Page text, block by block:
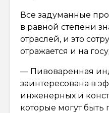
Все задуманные
в равной степени
отраслей, и это
отражается и на
— Пивоваренная
заинтересована в
инженерных и
которые могут